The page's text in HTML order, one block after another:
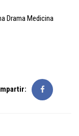
DramaMedicina